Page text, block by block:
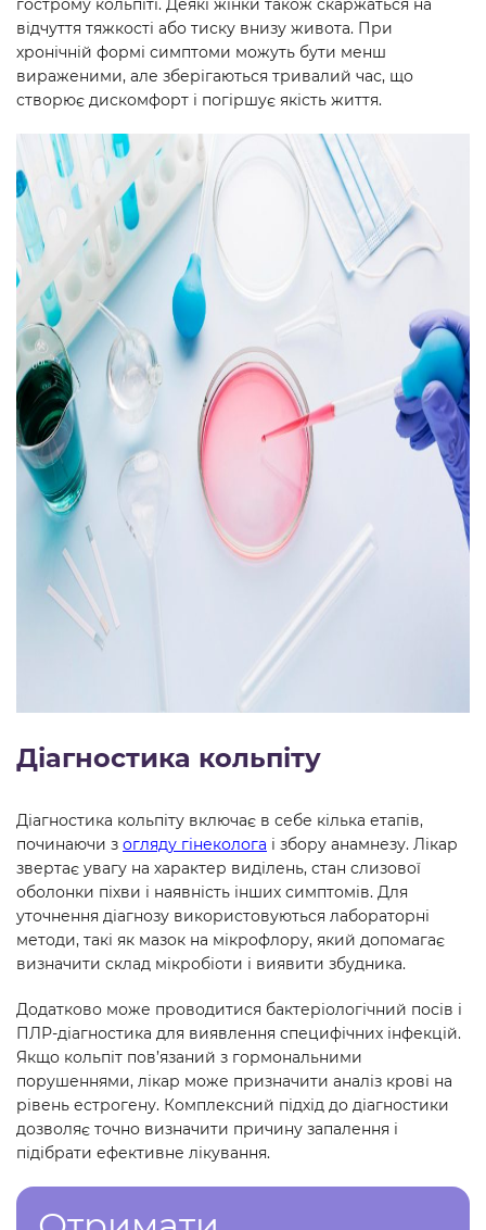
гострому кольпіті. Деякі жінки також скаржаться на
відчуття тяжкості або тиску внизу живота. При
хронічній формі симптоми можуть бути менш
вираженими, але зберігаються тривалий час, що
створює дискомфорт і погіршує якість життя.
Діагностика кольпіту
Діагностика кольпіту включає в себе кілька етапів,
починаючи з огляду гінеколога і збору анамнезу. Лікар
звертає увагу на характер виділень, стан слизової
оболонки піхви і наявність інших симптомів. Для
уточнення діагнозу використовуються лабораторні
методи, такі як мазок на мікрофлору, який допомагає
визначити склад мікробіоти і виявити збудника.
Додатково може проводитися бактеріологічний посів і
ПЛР-діагностика для виявлення специфічних інфекцій.
Якщо кольпіт пов’язаний з гормональними
порушеннями, лікар може призначити аналіз крові на
рівень естрогену. Комплексний підхід до діагностики
дозволяє точно визначити причину запалення і
підібрати ефективне лікування.